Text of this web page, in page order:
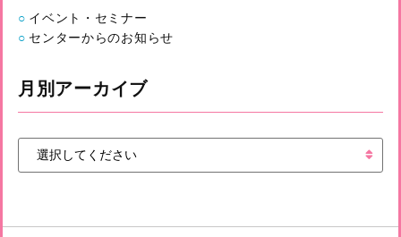
イベント・セミナー
センターからのお知らせ
月別アーカイブ